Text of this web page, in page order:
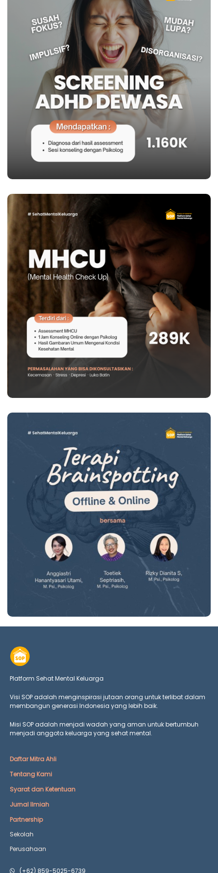
Platform Sehat Mental Keluarga
Visi SOP adalah menginspirasi jutaan orang untuk terlibat dalam
membangun generasi Indonesia yang lebih baik.
Misi SOP adalah menjadi wadah yang aman untuk bertumbuh
menjadi anggota keluarga yang sehat mental.
Daftar Mitra Ahli
Tentang Kami
Syarat dan Ketentuan
Jurnal Ilmiah
Partnership
Sekolah
Perusahaan
(+62) 859-5025-6739